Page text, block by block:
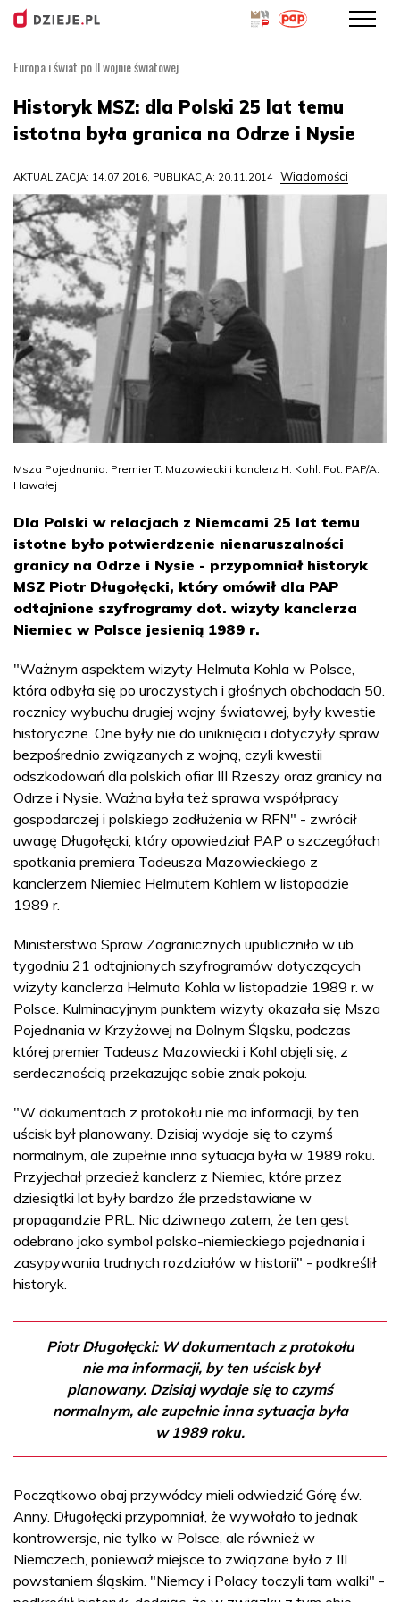
treści
Europa i świat po II wojnie światowej
Historyk MSZ: dla Polski 25 lat temu
istotna była granica na Odrze i Nysie
AKTUALIZACJA: 14.07.2016, PUBLIKACJA: 20.11.2014 Wiadomości
Msza Pojednania. Premier T. Mazowiecki i kanclerz H. Kohl. Fot. PAP/A.
Hawałej
Dla Polski w relacjach z Niemcami 25 lat temu
istotne było potwierdzenie nienaruszalności
granicy na Odrze i Nysie - przypomniał historyk
MSZ Piotr Długołęcki, który omówił dla PAP
odtajnione szyfrogramy dot. wizyty kanclerza
Niemiec w Polsce jesienią 1989 r.
"Ważnym aspektem wizyty Helmuta Kohla w Polsce,
która odbyła się po uroczystych i głośnych obchodach 50.
rocznicy wybuchu drugiej wojny światowej, były kwestie
historyczne. One były nie do uniknięcia i dotyczyły spraw
bezpośrednio związanych z wojną, czyli kwestii
odszkodowań dla polskich ofiar III Rzeszy oraz granicy na
Odrze i Nysie. Ważna była też sprawa współpracy
gospodarczej i polskiego zadłużenia w RFN" - zwrócił
uwagę Długołęcki, który opowiedział PAP o szczegółach
spotkania premiera Tadeusza Mazowieckiego z
kanclerzem Niemiec Helmutem Kohlem w listopadzie
1989 r.
Ministerstwo Spraw Zagranicznych upubliczniło w ub.
tygodniu 21 odtajnionych szyfrogramów dotyczących
wizyty kanclerza Helmuta Kohla w listopadzie 1989 r. w
Polsce. Kulminacyjnym punktem wizyty okazała się Msza
Pojednania w Krzyżowej na Dolnym Śląsku, podczas
której premier Tadeusz Mazowiecki i Kohl objęli się, z
serdecznością przekazując sobie znak pokoju.
"W dokumentach z protokołu nie ma informacji, by ten
uścisk był planowany. Dzisiaj wydaje się to czymś
normalnym, ale zupełnie inna sytuacja była w 1989 roku.
Przyjechał przecież kanclerz z Niemiec, które przez
dziesiątki lat były bardzo źle przedstawiane w
propagandzie PRL. Nic dziwnego zatem, że ten gest
odebrano jako symbol polsko-niemieckiego pojednania i
zasypywania trudnych rozdziałów w historii" - podkreślił
historyk.
Piotr Długołęcki: W dokumentach z protokołu
nie ma informacji, by ten uścisk był
planowany. Dzisiaj wydaje się to czymś
normalnym, ale zupełnie inna sytuacja była
w 1989 roku.
Początkowo obaj przywódcy mieli odwiedzić Górę św.
Anny. Długołęcki przypomniał, że wywołało to jednak
kontrowersje, nie tylko w Polsce, ale również w
Niemczech, ponieważ miejsce to związane było z III
powstaniem śląskim. "Niemcy i Polacy toczyli tam walki" -